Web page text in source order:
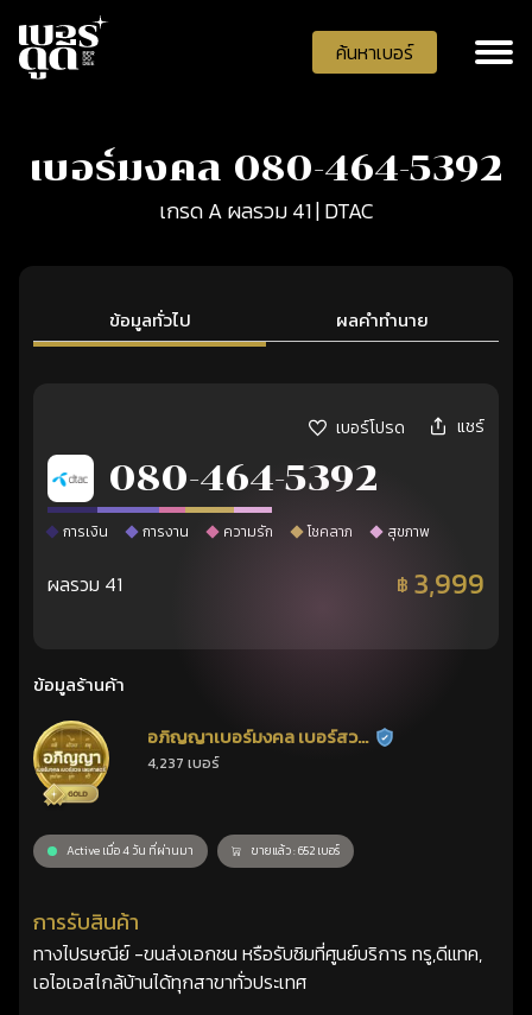
ค้นหาเบอร์
เบอร์มงคล 080-464-5392
เกรด A ผลรวม 41 | DTAC
ข้อมูลทั่วไป ผลคำทำนาย
เบอร์โปรด แชร์
080-464-5392
การเงิน การงาน ความรัก โชคลาภ สุขภาพ
ผลรวม 41 ฿ 3,999
ข้อมูลร้านค้า
อภิญญาเบอร์มงคล เบอร์สวย
เลขศาสตร์
ร้านยืนยันแล้ว
4,237 เบอร์
Active เมื่อ 4 วัน ที่ผ่านมา ขายแล้ว : 652 เบอร์
การรับสินค้า
ทางไปรษณีย์ -ขนส่งเอกชน หรือรับซิมที่ศูนย์บริการ ทรู,ดีแทค,
เอไอเอสไกล้บ้านได้ทุกสาขาทั่วประเทศ